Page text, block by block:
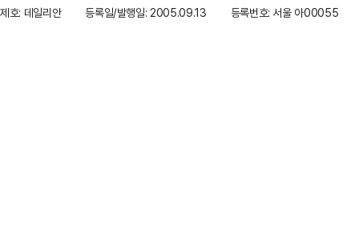
제호: 데일리안
등록일/발행일: 2005.09.13 등록번호: 서울 아00055